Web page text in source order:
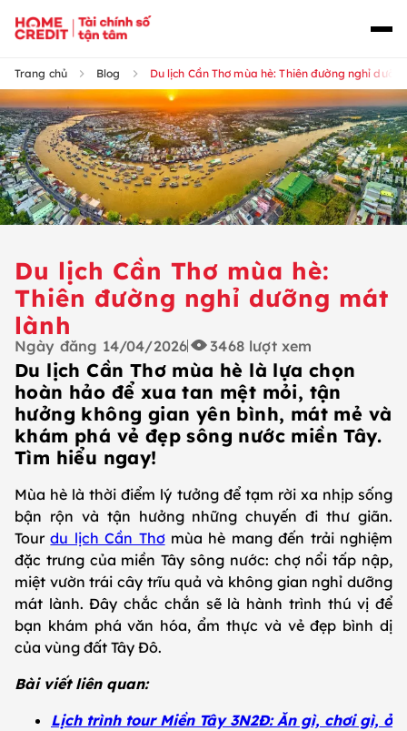
Trang chủ Blog Du lịch Cần Thơ mùa hè: Thiên đường nghỉ
Du lịch Cần Thơ mùa hè:
Thiên đường nghỉ dưỡng mát
lành
Ngày đăng 14/04/2026 3468 lượt xem
Du lịch Cần Thơ mùa hè là lựa chọn
hoàn hảo để xua tan mệt mỏi, tận
hưởng không gian yên bình, mát mẻ và
khám phá vẻ đẹp sông nước miền Tây.
Tìm hiểu ngay!
Mùa hè là thời điểm lý tưởng để tạm rời xa nhịp sống
bận rộn và tận hưởng những chuyến đi thư giãn.
Tourdu lịch Cần Thơmùa hè mang đến trải nghiệm
đặc trưng của miền Tây sông nước: chợ nổi tấp nập,
miệt vườn trái cây trĩu quả và không gian nghỉ dưỡng
mát lành. Đây chắc chắn sẽ là hành trình thú vị để
bạn khám phá văn hóa, ẩm thực và vẻ đẹp bình dị
của vùng đất Tây Đô.
Bài viết liên quan:
Lịch trình tour Miền Tây 3N2Đ: Ăn gì, chơi gì, ở